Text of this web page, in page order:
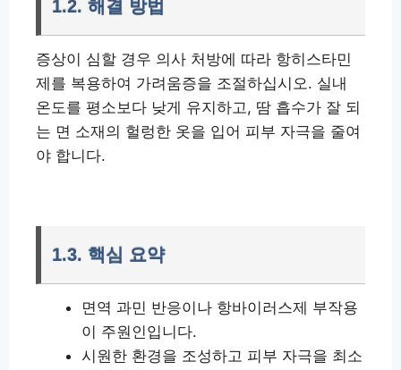
1.2. 해결 방법
증상이 심할 경우 의사 처방에 따라 항히스타민
제를 복용하여 가려움증을 조절하십시오. 실내
온도를 평소보다 낮게 유지하고, 땀 흡수가 잘 되
는 면 소재의 헐렁한 옷을 입어 피부 자극을 줄여
야 합니다.
1.3. 핵심 요약
면역 과민 반응이나 항바이러스제 부작용
이 주원인입니다.
시원한 환경을 조성하고 피부 자극을 최소